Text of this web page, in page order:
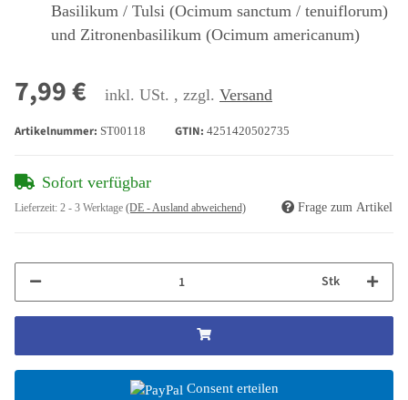
Basilikum / Tulsi (Ocimum sanctum / tenuiflorum)
und Zitronenbasilikum (Ocimum americanum)
7,99 € inkl. USt. , zzgl. Versand
Artikelnummer: ST00118 GTIN: 4251420502735
Sofort verfügbar
Lieferzeit: 2 - 3 Werktage (DE - Ausland abweichend) Frage zum Artikel
Stk
Consent erteilen